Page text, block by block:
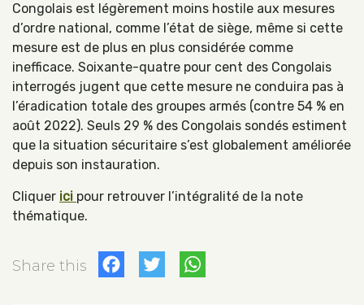
Congolais est légèrement moins hostile aux mesures
d’ordre national, comme l’état de siège, même si cette
mesure est de plus en plus considérée comme
inefficace. Soixante-quatre pour cent des Congolais
interrogés jugent que cette mesure ne conduira pas à
l’éradication totale des groupes armés (contre 54 % en
août 2022). Seuls 29 % des Congolais sondés estiment
que la situation sécuritaire s’est globalement améliorée
depuis son instauration.
Cliquer ici pour retrouver l’intégralité de la note
thématique.
Share this Facebook
Twitter